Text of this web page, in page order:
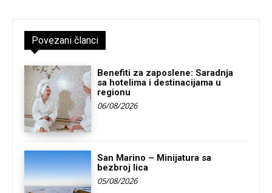
Povezani članci
Benefiti za zaposlene: Saradnja
sa hotelima i destinacijama u
regionu
06/08/2026
San Marino – Minijatura sa
bezbroj lica
05/08/2026